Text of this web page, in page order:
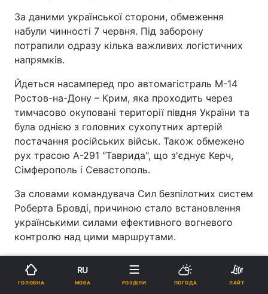
За даними української сторони, обмеження
набули чинності 7 червня. Під заборону
потрапили одразу кілька важливих логістичних
напрямків.
Йдеться насамперед про автомагістраль М-14
Ростов-на-Дону – Крим, яка проходить через
тимчасово окуповані території півдня України та
була однією з головних сухопутних артерій
постачання російських військ. Також обмежено
рух трасою А-291 "Таврида", що з'єднує Керч,
Сімферополь і Севастополь.
За словами командувача Сил безпілотних систем
Роберта Бровді, причиною стало встановлення
українськими силами ефективного вогневого
контролю над цими маршрутами.
Логістична криза
Аналітики ISW вважають, що рішення
ГОЛОВНА
RU
МОВА РОЗДІЛИ ПОГОДА ЛАЙТ